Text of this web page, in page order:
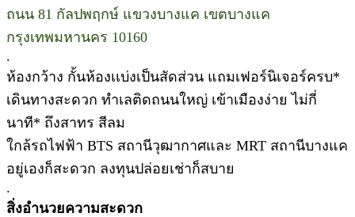
ถนน 81 กัลปพฤกษ์ แขวงบางแค เขตบางแค
กรุงเทพมหานคร 10160
.
ห้องกว้าง กั้นห้องเเบ่งเป็นสัดส่วน แถมเฟอร์นิเจอร์ครบ*
เดินทางสะดวก ทำเลติดถนนใหญ่ เข้าเมืองง่าย ไม่กี่
นาที* ถึงสาทร สีลม
ใกล้รถไฟฟ้า BTS สถานีวุฒากาศและ MRT สถานีบางแค
อยู่เองก็สะดวก ลงทุนปล่อยเช่าก็สบาย
.
สิ่งอำนวยความสะดวก